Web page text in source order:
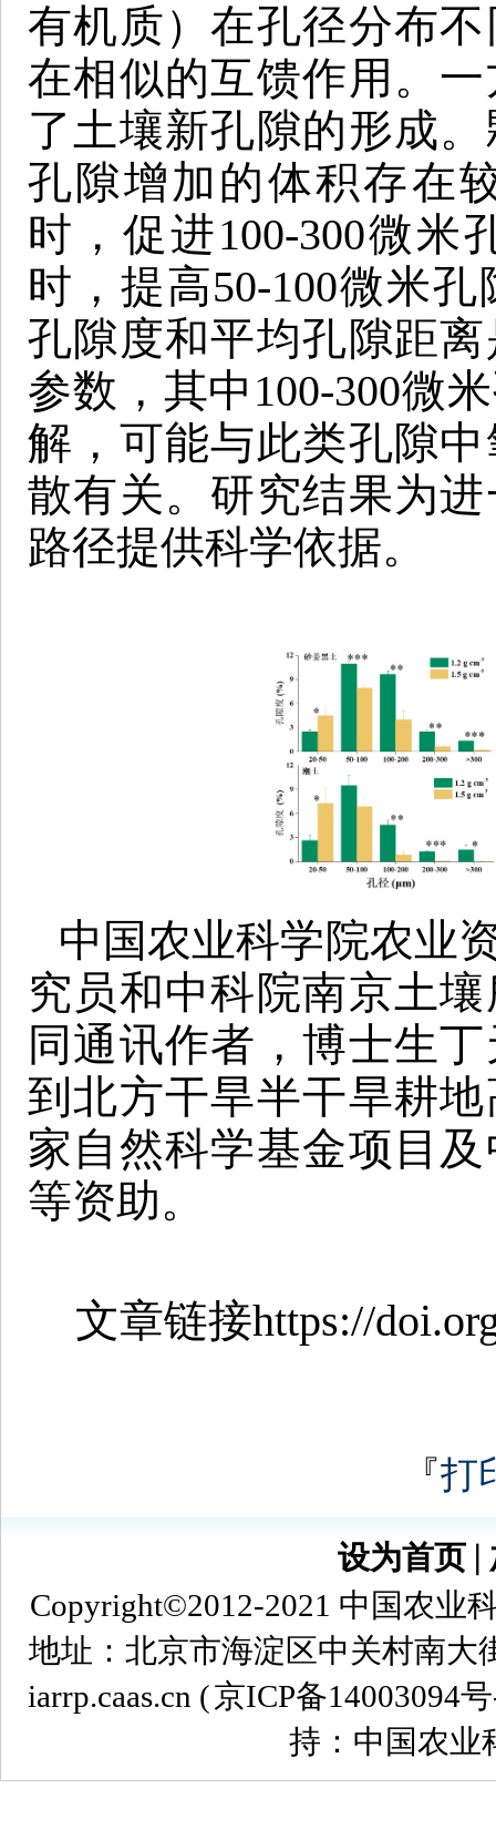
有机质）在孔径分布
在相似的互馈作用。
了土壤新孔隙的形成
孔隙增加的体积存在
时，促进100-300微
时，提高50-100微米
孔隙度和平均孔隙距
参数，其中100-300微
解，可能与此类孔隙
散有关。研究结果为
路径提供科学依据。
中国农业科学院农业
究员和中科院南京土
同通讯作者，博士生
到北方干旱半干旱耕
家自然科学基金项目
等资助。
文章链接https://
『打
设为首页
Copyright©2012-2021 中国农业
地址：北京市海淀区中关村南大
iarrp.caas.cn (京ICP备14003094
持：中国农